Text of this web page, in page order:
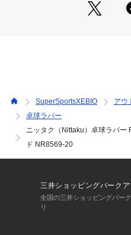
※掲載の価格・製品のパッケ
予告なく変更することがあり
SuperSportsXEBIO アウ
卓球ラバー
ニッタク（Nittaku）卓球ラバー
ド NR8569-20
三井ショッピングパークア
全国の三井ショッピングパー
リ